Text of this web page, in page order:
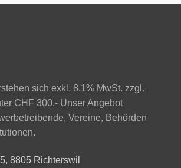
sich exkl. 8.1% MwSt. zzgl.
CHF 300.- Unser Angebot
Vereine, Behörden
8805 Richterswil